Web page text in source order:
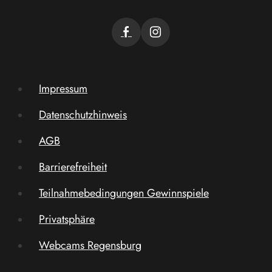
Impressum
Datenschutzhinweis
AGB
Barrierefreiheit
Teilnahmebedingungen Gewinnspiele
Privatsphäre
Webcams Regensburg